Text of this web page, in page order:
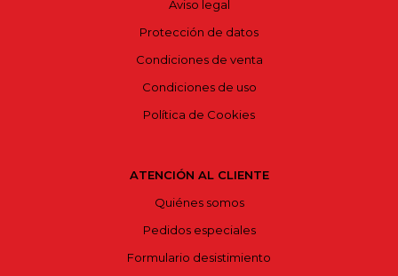
Aviso legal
Protección de datos
Condiciones de venta
Condiciones de uso
Política de Cookies
ATENCIÓN AL CLIENTE
Quiénes somos
Pedidos especiales
Formulario desistimiento